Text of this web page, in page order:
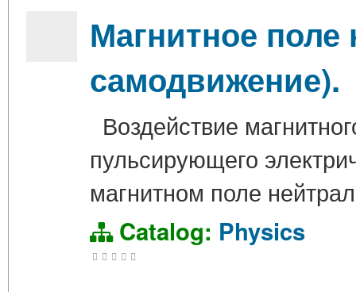
Магнитное
самодвижение).
Воздействие
пульсирующего
магнитном поле
Catalog: Physics